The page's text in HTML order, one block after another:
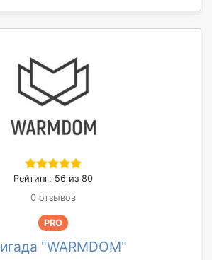
Рейтинг: 56 из 80
0 отзывов
PRO
"WARMDOM"